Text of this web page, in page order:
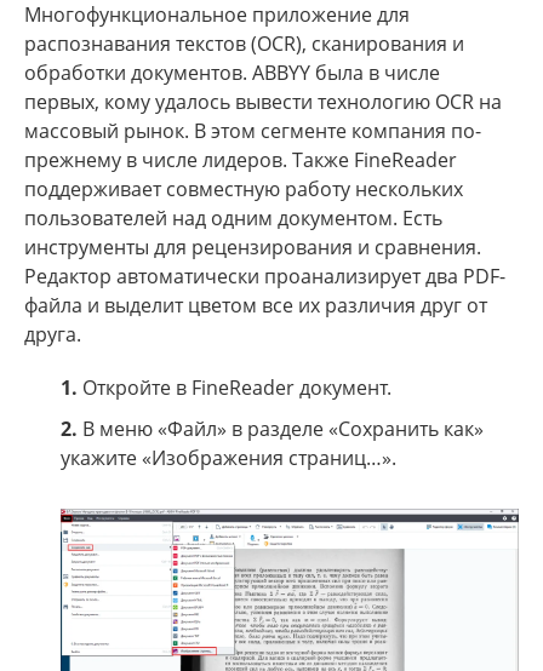
Многофункциональное приложение для
распознавания текстов (OCR), сканирования и
обработки документов. ABBYY была в числе
первых, кому удалось вывести технологию OCR на
массовый рынок. В этом сегменте компания по-
прежнему в числе лидеров. Также FineReader
поддерживает совместную работу нескольких
пользователей над одним документом. Есть
инструменты для рецензирования и сравнения.
Редактор автоматически проанализирует два PDF-
файла и выделит цветом все их различия друг от
друга.
1. Откройте в FineReader документ.
2. В меню «Файл» в разделе «Сохранить как»
укажите «Изображения страниц…».